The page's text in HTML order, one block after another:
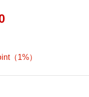
（1%）